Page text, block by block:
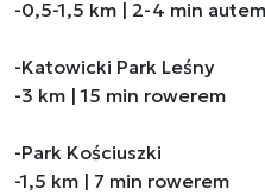
-0,5-1,5 km | 2-4 min autem
-Katowicki Park Leśny
-3 km | 15 min rowerem
-Park Kościuszki
-1,5 km | 7 min rowerem